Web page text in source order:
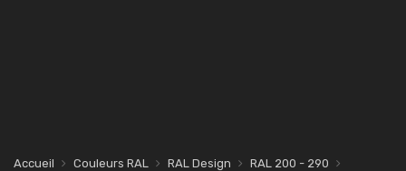
Accueil Couleurs RAL RAL Design
RAL 200 - 290